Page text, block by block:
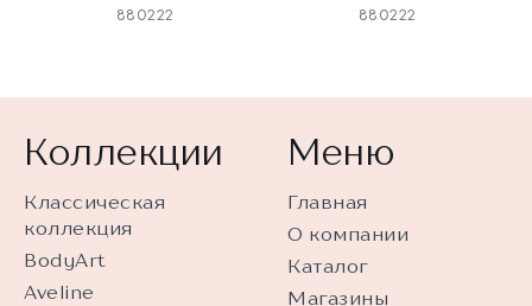
880222 880222
Коллекции
Классическая
коллекция
BodyArt
Aveline
Меню
Главная
О компании
Каталог
Магазины